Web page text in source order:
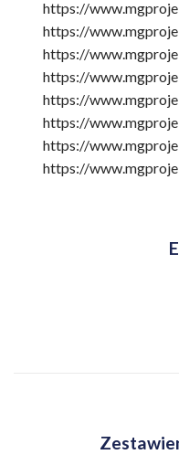
https://
https://
https://
https://
https://
https://
https://
https://